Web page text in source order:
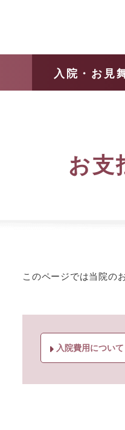
⼊院・お見
お支
このページでは当院の
入院費用について